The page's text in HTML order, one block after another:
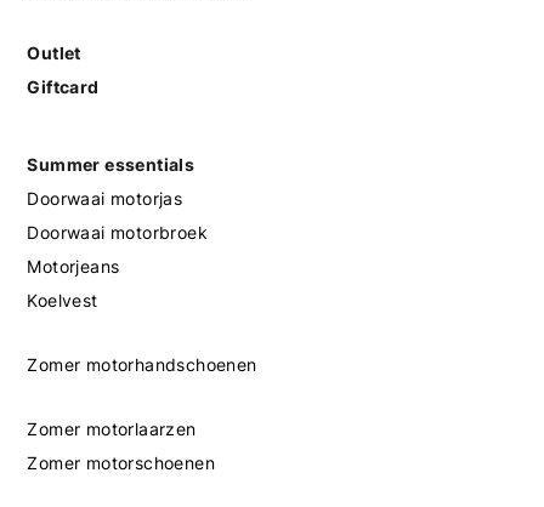
Outlet
Giftcard
Summer essentials
Doorwaai motorjas
Doorwaai motorbroek
Motorjeans
Koelvest
Zomer motorhandschoenen
Zomer motorlaarzen
Zomer motorschoenen